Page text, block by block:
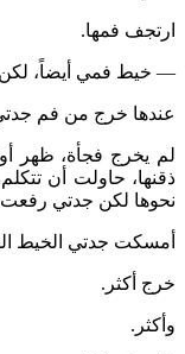
ارتجف فمها.
— خيط فمي أيضاً،
عندها خرج من فم
لم يخرج فجأة، ظهر
ذقنها، حاولت أن
نحوها لكن جدتي رفعت
أمسكت جدتي الخيط
خرج أكثر.
وأكثر.